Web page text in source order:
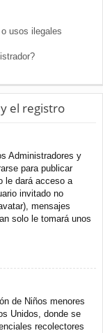
usos ilegales
el registro
Administradores y
para publicar
le dará acceso a
invitado no
mensajes
solo le tomará unos
de Niños menores
Unidos, donde se
recolectores